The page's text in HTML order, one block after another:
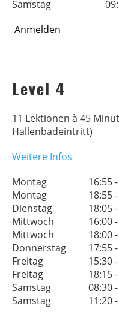
Samstag
Anmelden
Level 4
11 Lektionen à 45
Hallenbadeintritt)
Weitere Infos
Montag
Montag
18:55
Dienstag
18:05
Mittwoch
16:00
Mittwoch
18:00
Donnerstag
17:55
Freitag
15:30
Freitag
18:15
Samstag
08:30
Samstag
11:20